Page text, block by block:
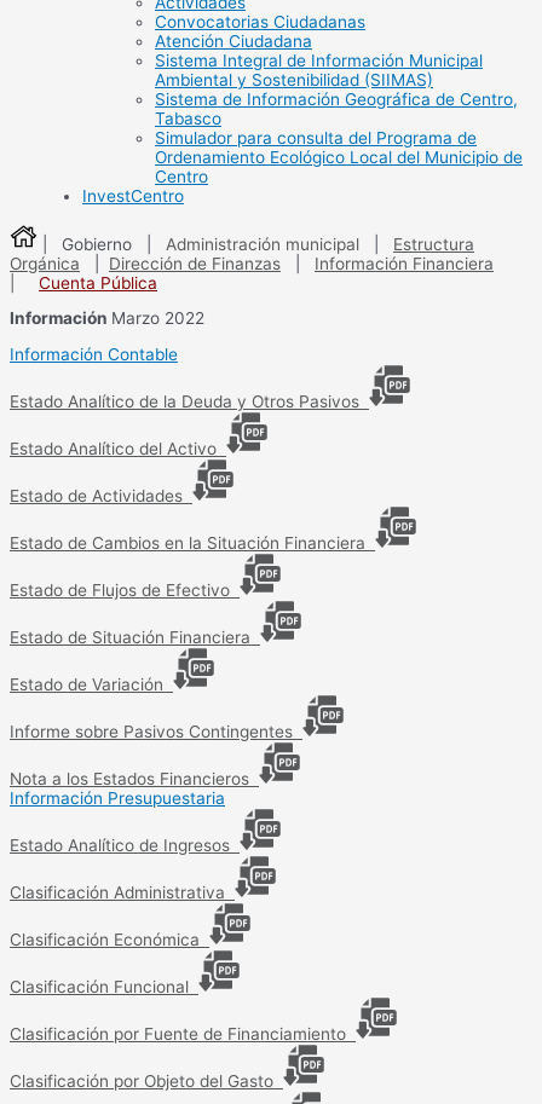
Convocatorias Ciudadanas
Atención Ciudadana
Sistema Integral de Información Municipal
Ambiental y Sostenibilidad (SIIMAS)
Sistema de Información Geográfica de Centro,
Tabasco
Simulador para consulta del Programa de
Ordenamiento Ecológico Local del Municipio de
Centro
InvestCentro
| Gobierno | Administración municipal
Estructura
Orgánica
Dirección de Finanzas
Información Financiera
Cuenta Pública
Información Marzo 2022
Información Contable
Estado Analítico de la Deuda y Otros Pasivos
Estado Analítico del Activo
Estado de Actividades
Estado de Cambios en la Situación Financiera
Estado de Flujos de Efectivo
Estado de Situación Financiera
Estado de Variación
Informe sobre Pasivos Contingentes
Nota a los Estados Financieros
Información Presupuestaria
Estado Analítico de Ingresos
Clasificación Administrativa
Clasificación Económica
Clasificación Funcional
Clasificación por Fuente de Financiamiento
Clasificación por Objeto del Gasto